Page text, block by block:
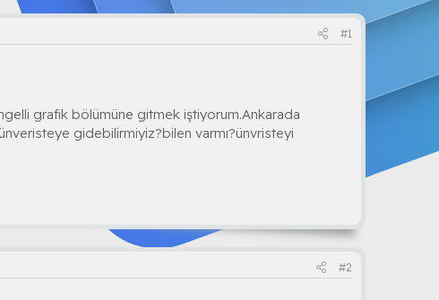
#1
grafik bölümüne gitmek iştiyorum.Ankarada
gidebilirmiyiz?bilen varmı?ünvristeyi
#2